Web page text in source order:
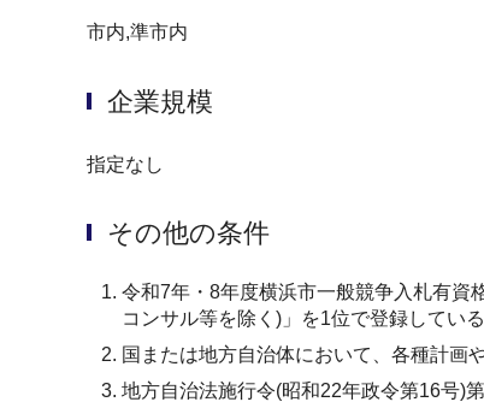
市内,準市内
企業規模
指定なし
その他の条件
令和7年・8年度横浜市一般競争入札有資
コンサル等を除く)」を1位で登録してい
国または地方自治体において、各種計画
地方自治法施行令(昭和22年政令第16号)